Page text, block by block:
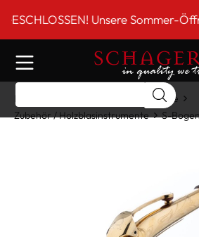
springenUnsere Sommer-
Home
Holzblasinstrumente
Zubehör / Holzblasinstrumente
S-